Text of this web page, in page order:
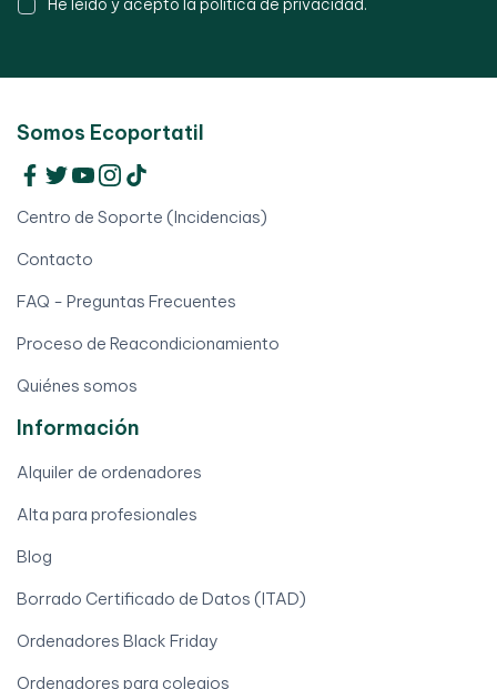
He leído y acepto la política de privacidad.
Somos Ecoportatil
Centro de Soporte (Incidencias)
Contacto
FAQ - Preguntas Frecuentes
Proceso de Reacondicionamiento
Quiénes somos
Información
Alquiler de ordenadores
Alta para profesionales
Blog
Borrado Certificado de Datos (ITAD)
Ordenadores Black Friday
Ordenadores para colegios